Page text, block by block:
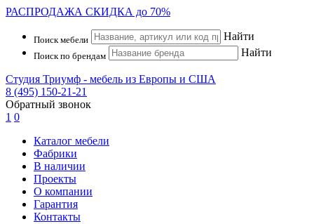
РАСПРОДАЖА СКИДКА до 70%
Поиск мебели Найти
Поиск по брендам Найти
Студия Триумф - мебель из Европы и США
8 (495) 150-21-21
Обратный звонок
1 0
Каталог мебели
Фабрики
В наличии
Проекты
О компании
Гарантия
Контакты